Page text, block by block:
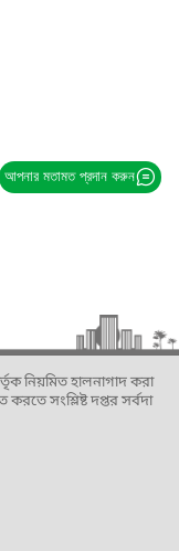
আপনার মতামত প্রদান করুন
নিয়মিত হালনাগাদ করা
করতে সংশ্লিষ্ট দপ্তর সর্বদা